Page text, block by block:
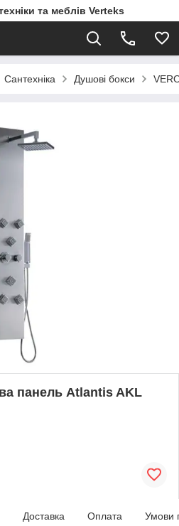
та меблів Verteks
Сантехніка Душові бокси
панель Atlantis AKL
Доставка Оплата Умови